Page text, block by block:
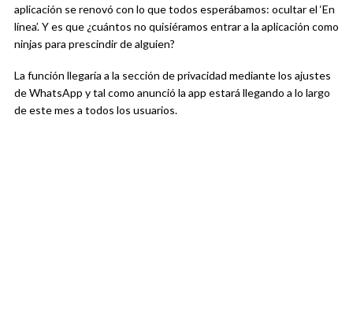
aplicación se renovó con lo que todos esperábamos: ocultar el ‘En
línea’. Y es que ¿cuántos no quisiéramos entrar a la aplicación como
ninjas para prescindir de alguien?
La función llegaría a la sección de privacidad mediante los ajustes
de WhatsApp y tal como anunció la app estará llegando a lo largo
de este mes a todos los usuarios.